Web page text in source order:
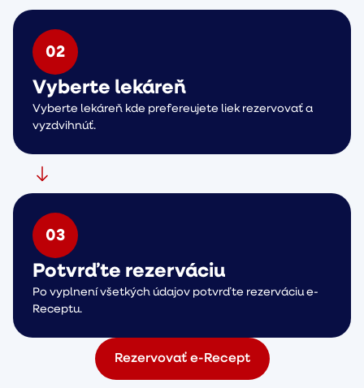
02
Vyberte lekáreň
Vyberte lekáreň kde prefereujete liek rezervovať a
vyzdvihnúť.
03
Potvrďte rezerváciu
Po vyplnení všetkých údajov potvrďte rezerváciu e-
Receptu.
Rezervovať e-Recept